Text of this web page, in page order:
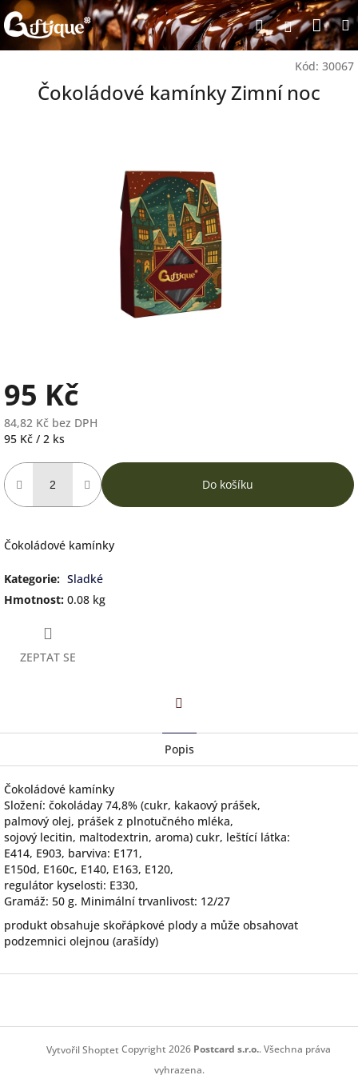
Přejít
na
obsah
Hledat
Kód: 30067
Čokoládové kamínky Zimní noc
95 Kč
84,82 Kč bez DPH
Měrná
95 Kč / 2 ks
Do košíku
Čokoládové kamínky
Kategorie: Sladké
Hmotnost: 0.08 kg
ZEPTAT SE
Popis
Čokoládové kamínky
Složení: čokoláday 74,8% (cukr, kakaový prášek,
palmový olej, prášek z plnotučného mléka,
sojový lecitin, maltodextrin, aroma) cukr, leštící látka:
E414, E903, barviva: E171,
E150d, E160c, E140, E163, E120,
regulátor kyselosti: E330,
Gramáž: 50 g. Minimální trvanlivost: 12/27
produkt obsahuje skořápkové plody a může obsahovat
podzemnici olejnou (arašídy)
Vytvořil Shoptet Copyright 2026 Postcard s.r.o.. Všechna práva
vyhrazena.